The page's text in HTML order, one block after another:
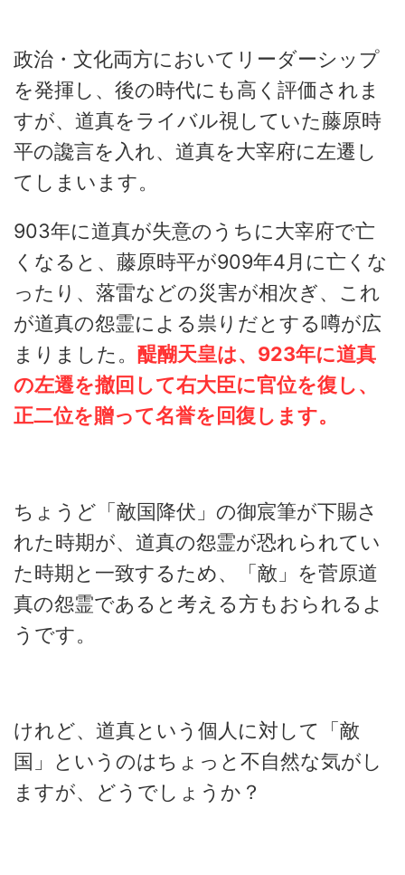
政治・文化両方においてリーダーシップ
を発揮し、後の時代にも高く評価されま
すが、道真をライバル視していた藤原時
平の讒言を入れ、道真を大宰府に左遷し
てしまいます。
903年に道真が失意のうちに大宰府で亡
くなると、藤原時平が909年4月に亡くな
ったり、落雷などの災害が相次ぎ、これ
が道真の怨霊による祟りだとする噂が広
まりました。 醍醐天皇は、923年に道真
の左遷を撤回して右大臣に官位を復し、
正二位を贈って名誉を回復します。
ちょうど「敵国降伏」の御宸筆が下賜さ
れた時期が、道真の怨霊が恐れられてい
た時期と一致するため、「敵」を菅原道
真の怨霊であると考える方もおられるよ
うです。
けれど、道真という個人に対して「敵
国」というのはちょっと不自然な気がし
ますが、どうでしょうか？